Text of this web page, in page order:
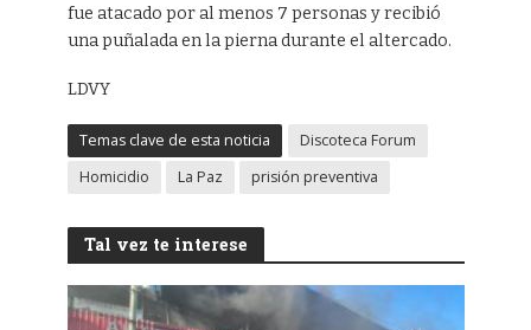
fue atacado por al menos 7 personas y recibió
una puñalada en la pierna durante el altercado.
LDVY
Temas clave de esta noticia
Discoteca Forum
Homicidio
La Paz prisión preventiva
Tal vez te interese